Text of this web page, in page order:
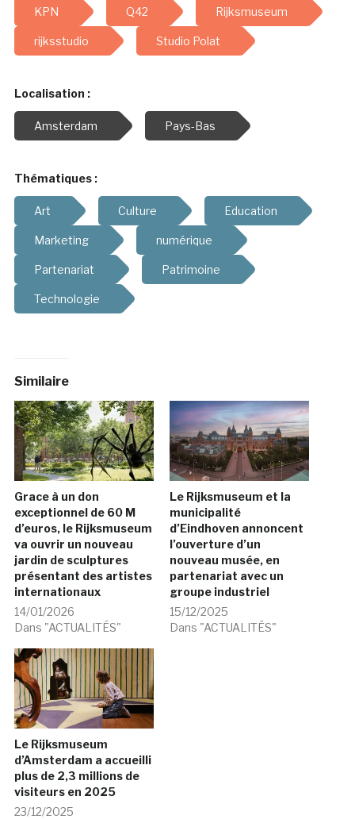
KPN Q42 Rijksmuseum
rijksstudio Studio Polat
Localisation :
Amsterdam Pays-Bas
Thématiques :
Art Culture Education
Marketing numérique
Partenariat Patrimoine
Technologie
Similaire
Grace à un don
exceptionnel de 60 M
d’euros, le Rijksmuseum
va ouvrir un nouveau
jardin de sculptures
présentant des artistes
internationaux
14/01/2026
Dans "ACTUALITÉS"
Le Rijksmuseum et la
municipalité
d’Eindhoven annoncent
l’ouverture d’un
nouveau musée, en
partenariat avec un
groupe industriel
15/12/2025
Dans "ACTUALITÉS"
Le Rijksmuseum
d’Amsterdam a accueilli
plus de 2,3 millions de
visiteurs en 2025
23/12/2025